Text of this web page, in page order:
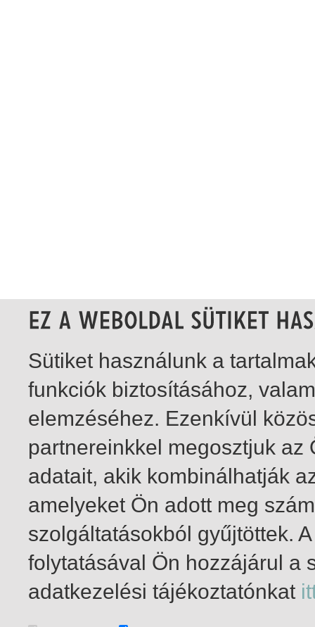
1-1 / összesen 1 találat
Sütiket használunk a
funkciók biztosításához,
elemzéséhez. Ezenkívül
partnereinkkel megosztjuk
adatait, akik kombinálhatják
amelyeket Ön adott meg
szolgáltatásokból gyűjtöttek.
folytatásával Ön hozzájárul a
adatkezelési tájékoztatónkat